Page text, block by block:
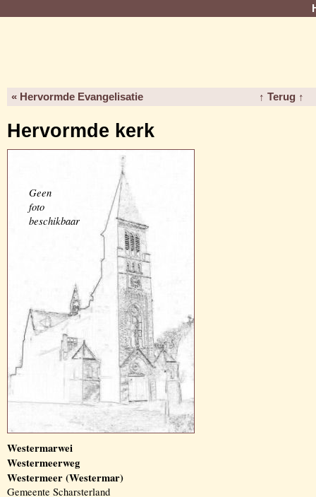
« Hervormde Evangelisatie ↑ Terug ↑
Hervormde kerk
Geen
foto
beschikbaar
Westermarwei
Westermeerweg
Westermeer (Westermar)
Gemeente Scharsterland